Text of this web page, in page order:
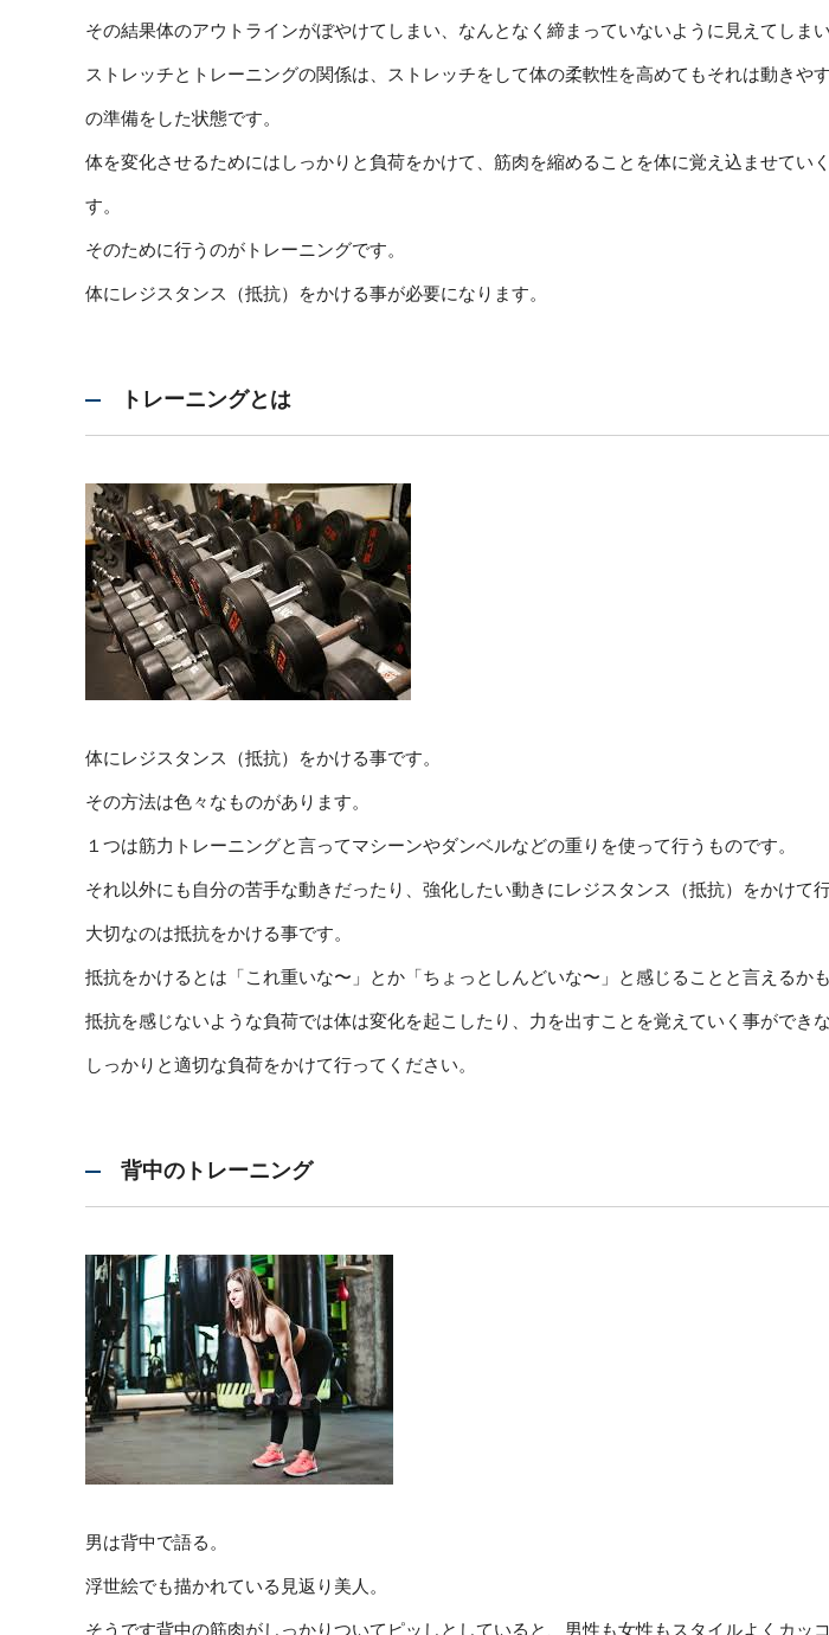
その結果体のアウトラインがぼやけてしまい、なんとなく締まっていないように見えてしま
ストレッチとトレーニングの関係は、ストレッチをして体の柔軟性を高めてもそれは動きや
の準備をした状態です。
体を変化させるためにはしっかりと負荷をかけて、筋肉を縮めることを体に覚え込ませてい
す。
そのために行うのがトレーニングです。
体にレジスタンス（抵抗）をかける事が必要になります。
トレーニングとは
体にレジスタンス（抵抗）をかける事です。
その方法は色々なものがあります。
１つは筋力トレーニングと言ってマシーンやダンベルなどの重りを使って行うものです。
それ以外にも自分の苦手な動きだったり、強化したい動きにレジスタンス（抵抗）をかけて
大切なのは抵抗をかける事です。
抵抗をかけるとは「これ重いな〜」とか「ちょっとしんどいな〜」と感じることと言えるかも
抵抗を感じないような負荷では体は変化を起こしたり、力を出すことを覚えていく事ができな
しっかりと適切な負荷をかけて行ってください。
背中のトレーニング
男は背中で語る。
浮世絵でも描かれている見返り美人。
そうです背中の筋肉がしっかりついてピッしとしていると、男性も女性もスタイルよくカッコ